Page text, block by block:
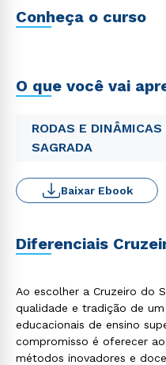
Conheça o curso
O que você vai
RODAS E
SAGRADA
Baixar Ebook
Diferenciais
Ao escolher a Cruzeiro do
qualidade e tradição de
educacionais de ensino
compromisso é oferecer
métodos inovadores e